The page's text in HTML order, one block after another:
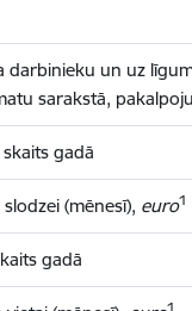
darbinieku un uz
sarakstā,
gadā
(mēnesī), euro1
gadā